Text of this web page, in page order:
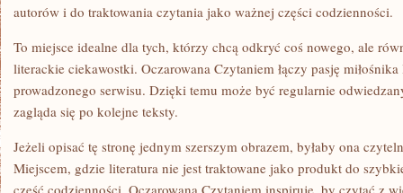
autorów i do traktowania czytania jako ważnej części codzienności.
To miejsce idealne dla tych, którzy chcą odkryć coś nowego, ale
literackie ciekawostki. Oczarowana Czytaniem łączy pasję
prowadzonego serwisu. Dzięki temu może być regularnie
zagląda się po kolejne teksty.
Jeżeli opisać tę stronę jednym szerszym obrazem, byłaby ona
Miejscem, gdzie literatura nie jest traktowane jako produkt do
część codzienności. Oczarowana Czytaniem inspiruje, by czytać z